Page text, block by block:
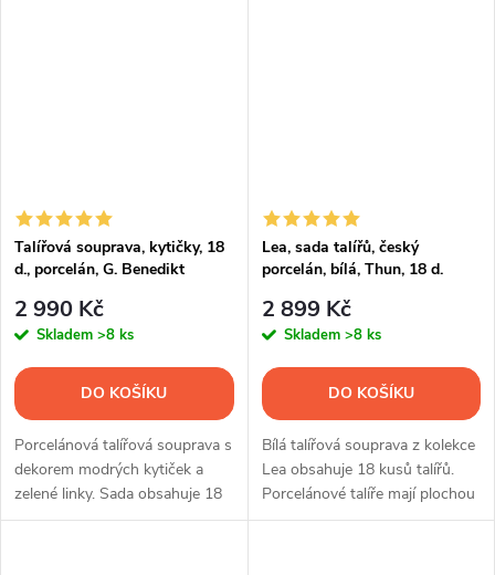
Talířová souprava, kytičky, 18
d., porcelán, G. Benedikt
2 990 Kč
Skladem >8 ks
DO KOŠÍKU
Porcelánová talířová souprava s
dekorem modrých kytiček a
zelené linky. Sada obsahuje 18
ks talířů.
Lea, sada talířů, český
porcelán, bílá, Thun, 18 d.
2 899 Kč
Skladem >8 ks
DO KOŠÍKU
Bílá talířová souprava z kolekce
Lea obsahuje 18 kusů talířů.
Porcelánové talíře mají plochou
základnu a jemně vroubkované